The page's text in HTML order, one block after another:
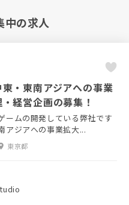
の求人
東・東南アジアへの事業
経営企画の募集！
ームの開発している弊社です
アジアへの事業拡大...
東京都